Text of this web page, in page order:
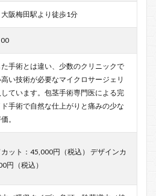
阪梅田駅より徒歩1分
手術とは違い、少数のクリニックで
い技術が必要なマイクロサージェリ
ています。包茎手術専門医による完
手術で自然な仕上がりと痛みの少な
。
ット：45,000円（税込） デザインカ
円（税込）